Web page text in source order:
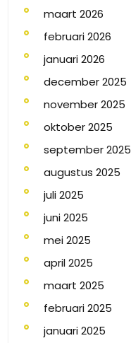
maart 2026
februari 2026
januari 2026
december 2025
november 2025
oktober 2025
september 2025
augustus 2025
juli 2025
juni 2025
mei 2025
april 2025
maart 2025
februari 2025
januari 2025